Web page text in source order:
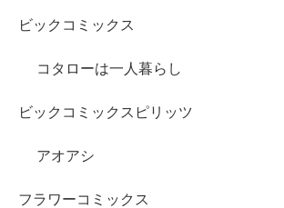
ビックコミックス
コタローは一人暮らし
ビックコミックスピリッツ
アオアシ
フラワーコミックス